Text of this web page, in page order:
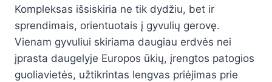
Kompleksas išsiskiria ne tik dydžiu, bet ir
sprendimais, orientuotais į gyvulių gerovę.
Vienam gyvuliui skiriama daugiau erdvės nei
įprasta daugelyje Europos ūkių, įrengtos patogios
guoliavietės, užtikrintas lengvas priėjimas prie